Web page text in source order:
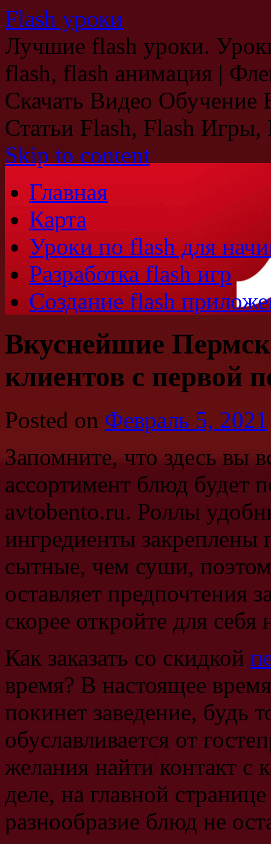
Flash уроки
Лучшие flash уроки.
flash, flash анимация |
Скачать Видео
Статьи Flash, Flash
Skip to content
Главная
Карта
Уроки по flash для
Разработка flash игр
Создание flash
Вкуснейшие
клиентов с первой
Posted on Февраль 5, 2021
Запомните, что здесь вы
ассортимент блюд будет
avtobento.ru. Роллы
ингредиенты закреплены
сытные, чем суши,
оставляет предпочтения
скорее откройте для
Как заказать со скидкой
время? В настоящее
покинет заведение, будь
обуславливается от
желания найти контакт
деле, на главной
разнообразие блюд не